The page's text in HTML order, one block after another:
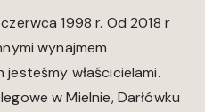
1998 r. Od 2018 r
wynajmem
właścicielami.
w Mielnie, Darłówku